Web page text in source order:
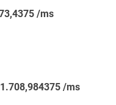
/ms
/ms